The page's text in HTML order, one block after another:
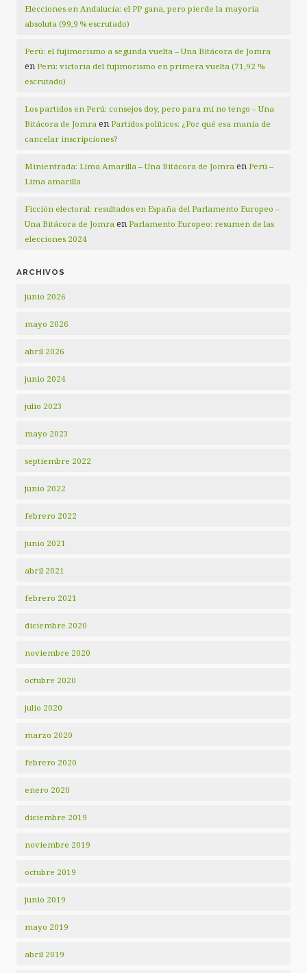
Elecciones en Andalucía: el PP gana, pero pierde la mayoría
absoluta (99,9 % escrutado)
Perú: el fujimorismo a segunda vuelta – Una Bitácora de Jomra
en Perú: victoria del fujimorismo en primera vuelta (71,92 %
escrutado)
Los partidos en Perú: consejos doy, pero para mí no tengo – Una
Bitácora de Jomra en Partidos políticos: ¿Por qué esa manía de
cancelar inscripciones?
Minientrada: Lima Amarilla – Una Bitácora de Jomra en Perú –
Lima amarilla
Ficción electoral: resultados en España del Parlamento Europeo –
Una Bitácora de Jomra en Parlamento Europeo: resumen de las
elecciones 2024
ARCHIVOS
junio 2026
mayo 2026
abril 2026
junio 2024
julio 2023
mayo 2023
septiembre 2022
junio 2022
febrero 2022
junio 2021
abril 2021
febrero 2021
diciembre 2020
noviembre 2020
octubre 2020
julio 2020
marzo 2020
febrero 2020
enero 2020
diciembre 2019
noviembre 2019
octubre 2019
junio 2019
mayo 2019
abril 2019